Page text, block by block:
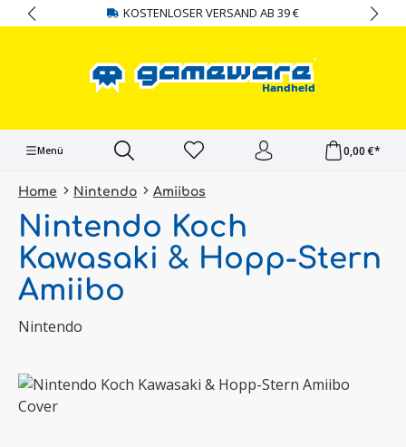
springen KOSTENLOSER VERSAND AB 39 €
Menü 0,00 €*
Home Nintendo Amiibos
Nintendo Koch
Kawasaki & Hopp-Stern
Amiibo
Nintendo
Bildergalerie überspringen